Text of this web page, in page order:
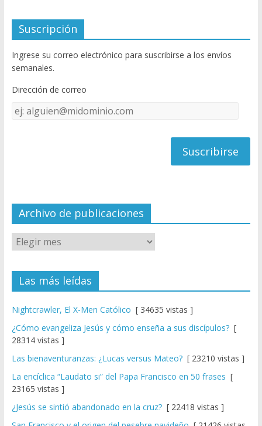
e
b
o
o
k
itt
er
u
T
u
e
C
el
Suscripción
Ingrese su correo electrónico para suscribirse a los envíos
semanales.
Dirección de correo
Dirección
de
Archivo de publicaciones
Las más leídas
Nightcrawler, El X-Men Católico [ 34635 vistas ]
¿Cómo evangeliza Jesús y cómo enseña a sus discípulos?[
28314 vistas ]
Las bienaventuranzas: ¿Lucas versus Mateo?[ 23210 vistas ]
La encíclica “Laudato si” del Papa Francisco en 50 frases [
23165 vistas ]
¿Jesús se sintió abandonado en la cruz?[ 22418 vistas ]